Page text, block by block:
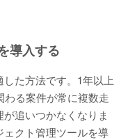
導入する
た方法です。1年以上
わる案件が常に複数走
追いつかなくなりま
クト管理ツールを導